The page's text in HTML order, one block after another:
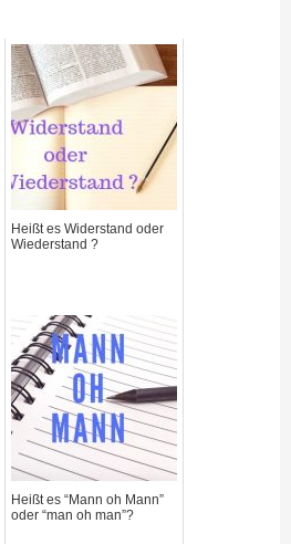
Heißt es Widerstand oder
Wiederstand ?
Heißt es “Mann oh Mann”
oder “man oh man”?